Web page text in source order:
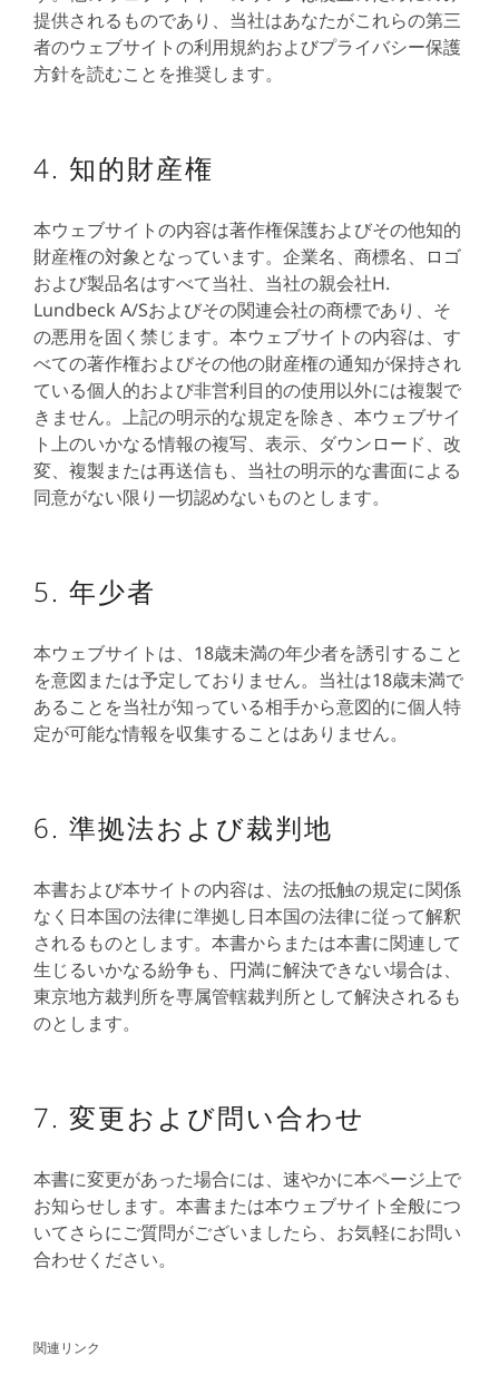
提供されるものであり、当社はあなたがこれらの第三
者のウェブサイトの利用規約およびプライバシー保護
方針を読むことを推奨します。
4. 知的財産権
本ウェブサイトの内容は著作権保護およびその他知的
財産権の対象となっています。企業名、商標名、ロゴ
および製品名はすべて当社、当社の親会社H.
Lundbeck A/Sおよびその関連会社の商標であり、そ
の悪用を固く禁じます。本ウェブサイトの内容は、す
べての著作権およびその他の財産権の通知が保持され
ている個人的および非営利目的の使用以外には複製で
きません。上記の明示的な規定を除き、本ウェブサイ
ト上のいかなる情報の複写、表示、ダウンロード、改
変、複製または再送信も、当社の明示的な書面による
同意がない限り一切認めないものとします。
5. 年少者
本ウェブサイトは、18歳未満の年少者を誘引すること
を意図または予定しておりません。当社は18歳未満で
あることを当社が知っている相手から意図的に個人特
定が可能な情報を収集することはありません。
6. 準拠法および裁判地
本書および本サイトの内容は、法の抵触の規定に関係
なく日本国の法律に準拠し日本国の法律に従って解釈
されるものとします。本書からまたは本書に関連して
生じるいかなる紛争も、円満に解決できない場合は、
東京地方裁判所を専属管轄裁判所として解決されるも
のとします。
7. 変更および問い合わせ
本書に変更があった場合には、速やかに本ページ上で
お知らせします。本書または本ウェブサイト全般につ
いてさらにご質問がございましたら、お気軽にお問い
合わせください。
関連リンク